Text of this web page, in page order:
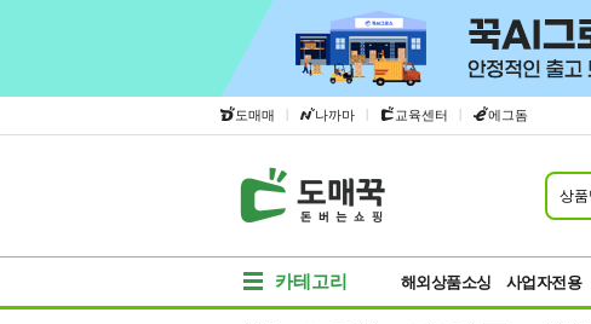
도매매 | 나까마 | 교육센터 | 에그돔
상품
카테고리 해외상품소싱 사업자전용